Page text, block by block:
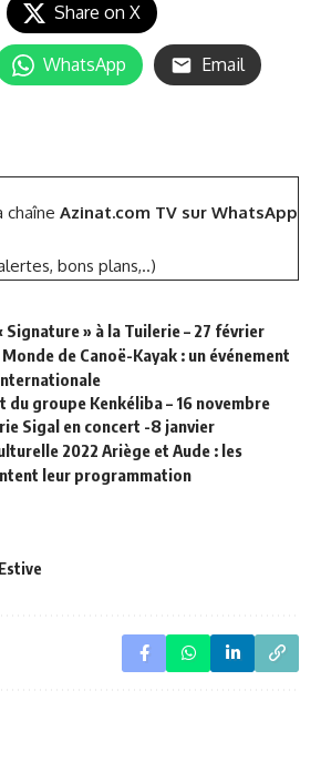
Share on X
WhatsApp Email
chaîne Azinat.com TV sur WhatsApp
bons plans,..)
Signature » à la Tuilerie – 27 février
de Canoë-Kayak : un événement
du groupe Kenkéliba – 16 novembre
Sigal en concert -8 janvier
2022 Ariège et Aude : les
leur programmation